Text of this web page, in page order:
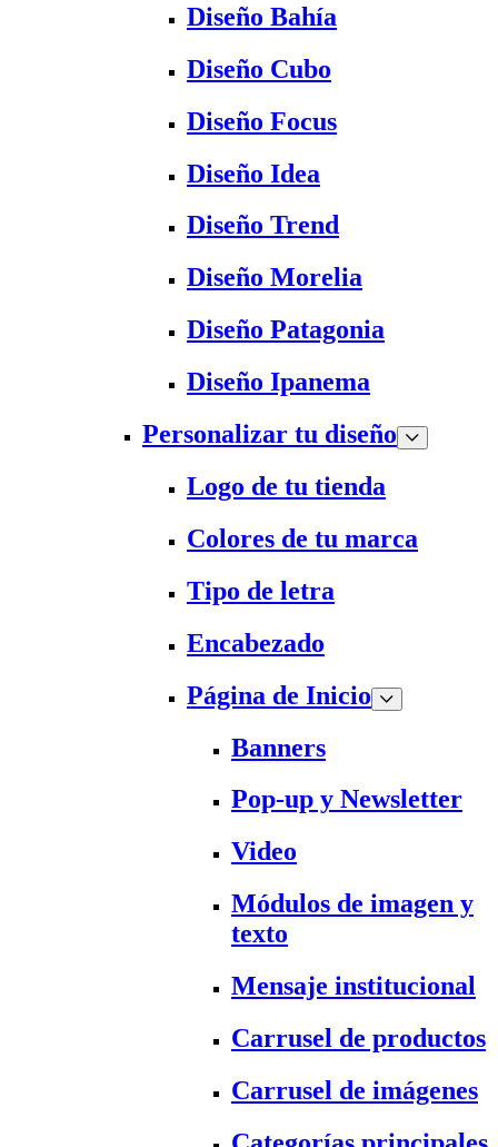
Diseño Bahía
Diseño Cubo
Diseño Focus
Diseño Idea
Diseño Trend
Diseño Morelia
Diseño Patagonia
Diseño Ipanema
Personalizar tu diseño
Logo de tu tienda
Colores de tu marca
Tipo de letra
Encabezado
Página de Inicio
Banners
Pop-up y Newsletter
Video
Módulos de imagen y
texto
Mensaje institucional
Carrusel de productos
Carrusel de imágenes